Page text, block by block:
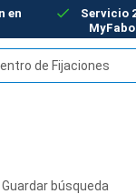
en
Servicio
Guardar búsqueda